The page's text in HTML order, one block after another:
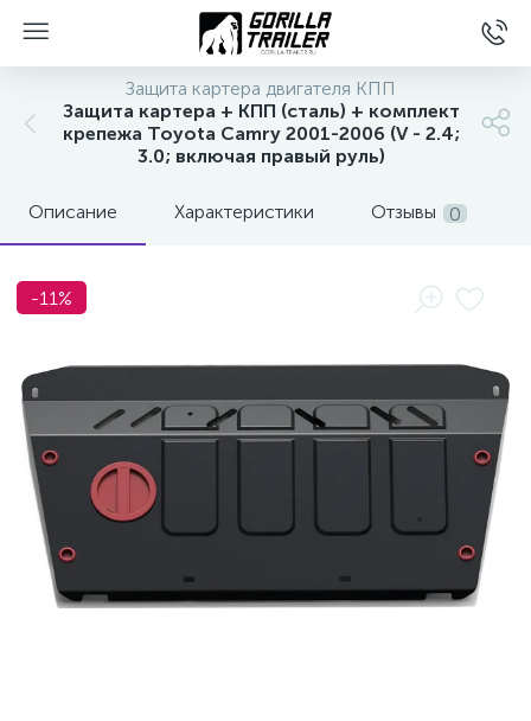
Защита картера двигателя КПП
Защита картера + КПП (сталь) + комплект
крепежа Toyota Camry 2001-2006 (V - 2.4;
3.0; включая правый руль)
Описание Характеристики Отзывы 0
-11%